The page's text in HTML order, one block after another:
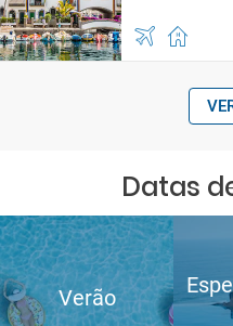
Datas
Verão